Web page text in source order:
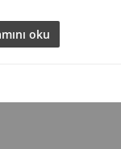
oku